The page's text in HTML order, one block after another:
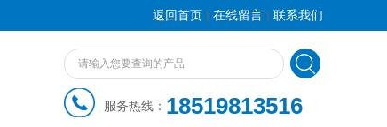
返回首页 | 在线留言 | 联系我们
服务热线： 18519813516